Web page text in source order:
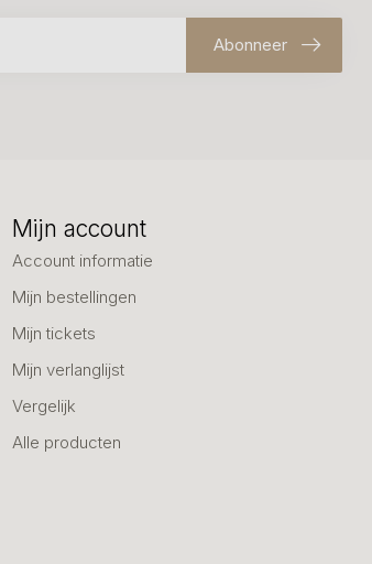
Abonneer
Mijn account
Account informatie
Mijn bestellingen
Mijn tickets
Mijn verlanglijst
Vergelijk
Alle producten